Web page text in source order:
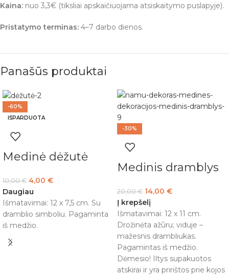
Kaina: nuo 3,3€ (tiksliai apskaičiuojama atsiskaitymo puslapyje).
Pristatymo terminas: 4–7 darbo dienos.
Panašūs produktai
-60%
IŠPARDUOTA
Medinė dėžutė
10,00€ 4,00 €
Daugiau
Išmatavimai: 12 x 7,5 cm. Su
dramblio simboliu. Pagaminta
iš medžio.
-30%
Medinis dramblys
20,00€ 14,00 €
Į krepšelį
Išmatavimai: 12 x 11 cm.
Drožinėta ažūru; viduje –
mažesnis drambliukas.
Pagamintas iš medžio.
Dėmesio! Iltys supakuotos
atskirai ir yra pririštos prie kojos